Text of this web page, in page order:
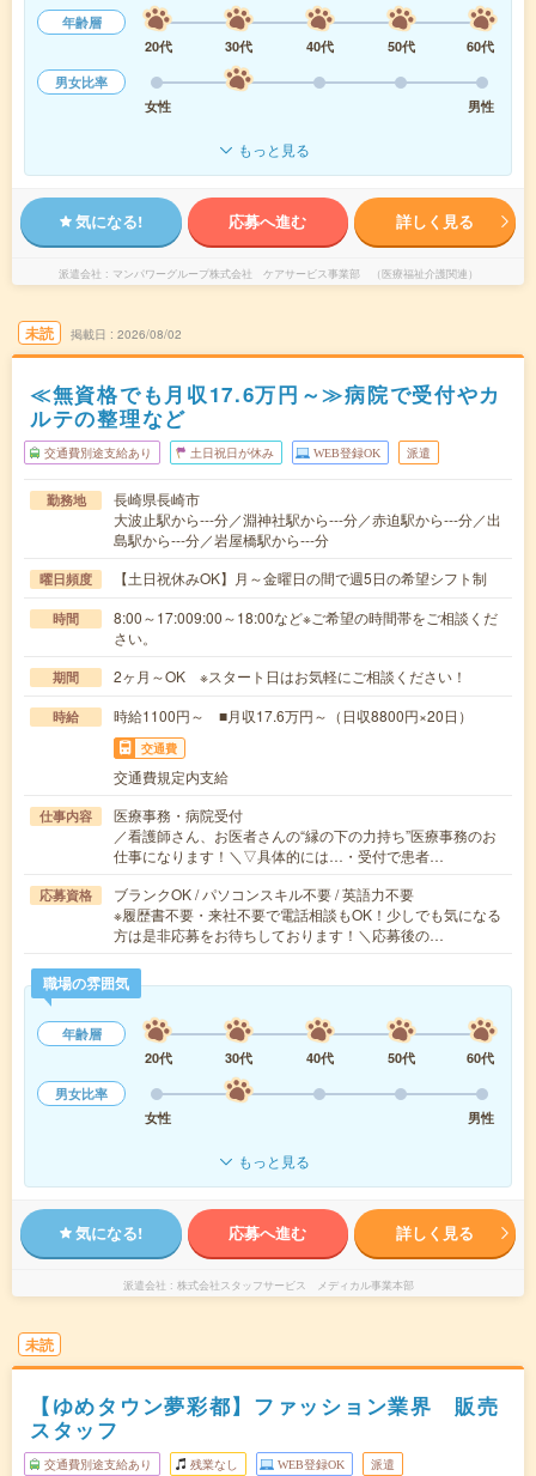
年齢層
20代
30代 40代 50代
60代
男女比率
女性
男性
もっと見る
気になる! 応募へ進む 詳しく見る
派遣会社 マンパワーグループ株式会社 ケアサービス事業部 （医療福祉介護関連）
未読 掲載日 2026/08/02
≪無資格でも月収17.6万円～≫病院で受付やカ
ルテの整理など
交通費別途支給あり 土日祝日が休み WEB登録OK 派遣
勤務地
長崎県長崎市
大波止駅から---分／淵神社駅から---分／赤迫駅から---分／出
島駅から---分／岩屋橋駅から---分
曜日頻度 【土日祝休みOK】月～金曜日の間で週5日の希望シフト制
時間
8:00～17:009:00～18:00など※ご希望の時間帯をご相談くだ
さい。
期間 2ヶ月～OK ※スタート日はお気軽にご相談ください！
時給 時給1100円～ ■月収17.6万円～（日収8800円×20日）
交通費
交通費規定内支給
仕事内容
医療事務・病院受付
／看護師さん、お医者さんの“縁の下の力持ち”医療事務のお
仕事になります！＼▽具体的には…・受付で患者…
応募資格
ブランクOK / パソコンスキル不要 / 英語力不要
※履歴書不要・来社不要で電話相談もOK！少しでも気になる
方は是非応募をお待ちしております！＼応募後の…
職場の雰囲気
年齢層
20代
30代 40代 50代
60代
男女比率
女性
男性
もっと見る
気になる! 応募へ進む 詳しく見る
派遣会社 株式会社スタッフサービス メディカル事業本部
未読
【ゆめタウン夢彩都】ファッション業界 販売
スタッフ
交通費別途支給あり 残業なし WEB登録OK 派遣